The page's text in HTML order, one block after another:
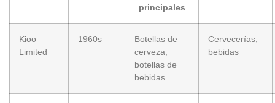
principales
Kioo
Limited
1960s
Botellas de
cerveza,
botellas de
bebidas
Cervecerías,
bebidas